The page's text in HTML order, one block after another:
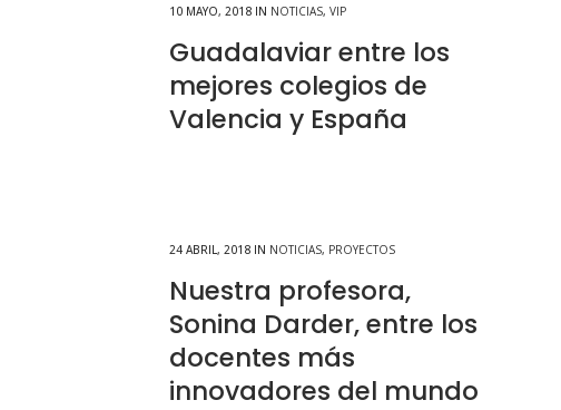
10 MAYO, 2018 IN NOTICIAS, VIP
Guadalaviar entre los
mejores colegios de
Valencia y España
24 ABRIL, 2018 IN NOTICIAS, PROYECTOS
Nuestra profesora,
Sonina Darder, entre los
docentes más
innovadores del mundo